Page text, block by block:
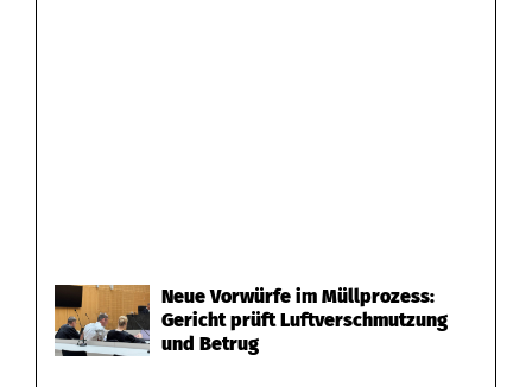
Neue Vorwürfe im Müllprozess:
Gericht prüft Luftverschmutzung
und Betrug